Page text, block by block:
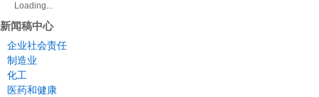
Loading...
新闻稿中心
企业社会责任
制造业
化工
医药和健康